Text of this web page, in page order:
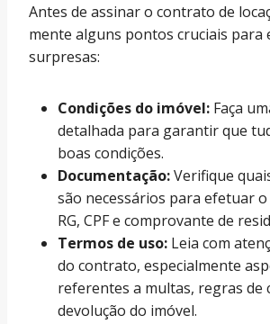
Antes de assinar o contrato de
mente alguns pontos cruciais para
surpresas:
Condições do imóvel: Faça
detalhada para garantir que
boas condições.
Documentação:Verifique
são necessários para efetuar
RG, CPF e comprovante de
Termos de uso: Leia com
do contrato, especialmente
referentes a multas, regras de
devolução do imóvel.